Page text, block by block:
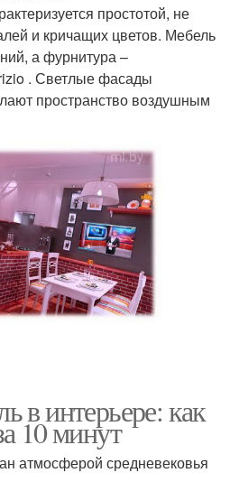
простотой, не
и кричащих цветов. Мебель
а фурнитура –
. Светлые фасады
пространство воздушным
в интерьере: как
10 минут
атмосферой средневековья